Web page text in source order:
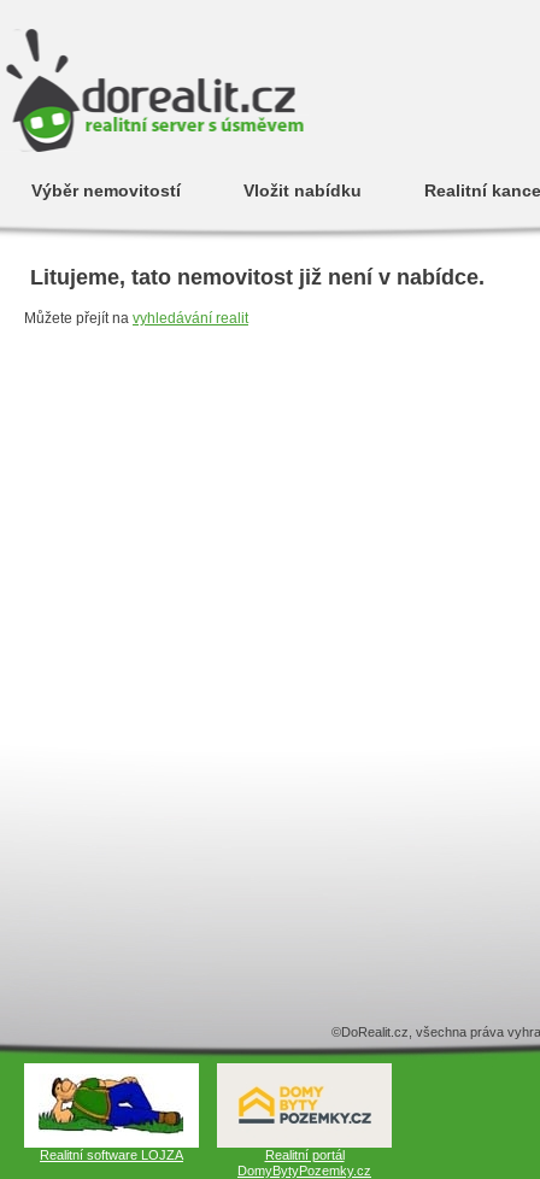
Výběr nemovitostí Vložit nabídku Realitní
Litujeme, tato nemovitost již není v nabídce.
Můžete přejít na vyhledávání realit
©DoRealit.cz, všechna práva
Realitní software LOJZA
Realitní portál
DomyBytyPozemky.cz